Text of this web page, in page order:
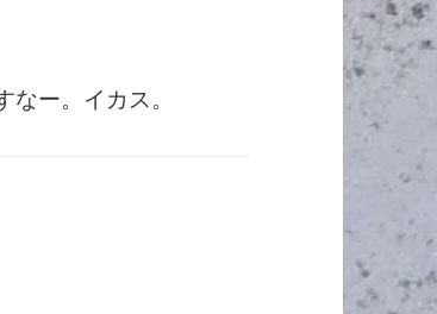
ー。イカス。